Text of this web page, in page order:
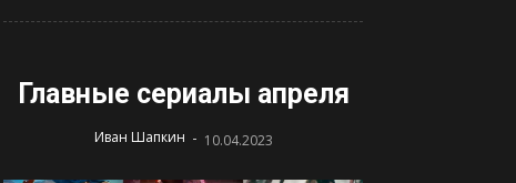
Главные сериалы апреля
Иван Шапкин - 10.04.2023